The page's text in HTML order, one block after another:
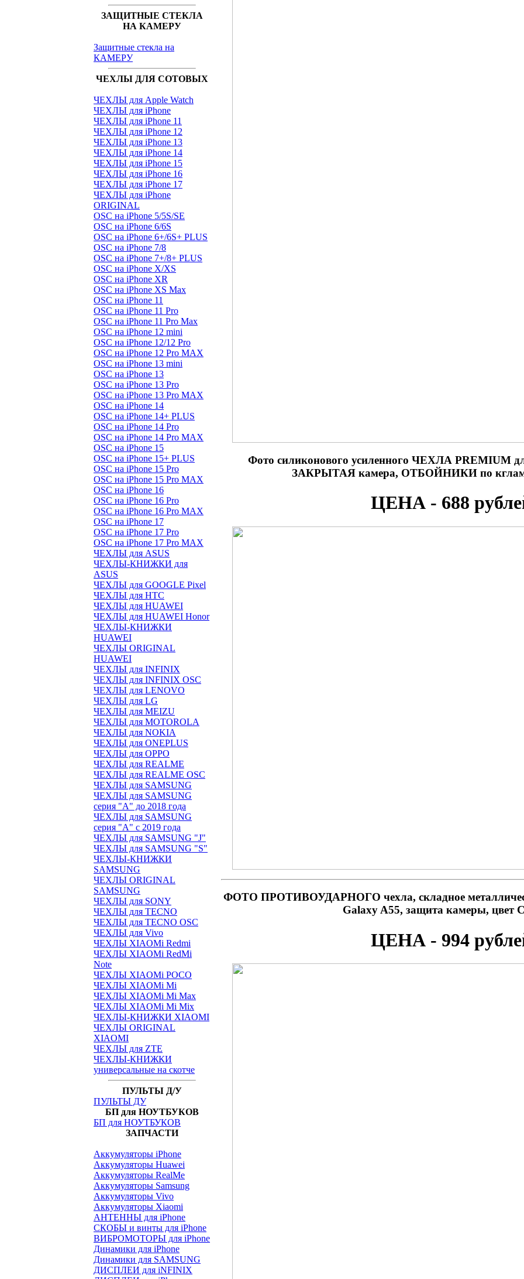
ЗАЩИТНЫЕ СТЕКЛА
НА КАМЕРУ
Защитные стекла на
КАМЕРУ
ЧЕХЛЫ ДЛЯ СОТОВЫХ
ЧЕХЛЫ для Apple Watch
ЧЕХЛЫ для iPhone
ЧЕХЛЫ для iPhone 11
ЧЕХЛЫ для iPhone 12
ЧЕХЛЫ для iPhone 13
ЧЕХЛЫ для iPhone 14
ЧЕХЛЫ для iPhone 15
ЧЕХЛЫ для iPhone 16
ЧЕХЛЫ для iPhone 17
ЧЕХЛЫ для iPhone
ORIGINAL
OSC на iPhone 5/5S/SE
OSC на iPhone 6/6S
OSC на iPhone 6+/6S+ PLUS
OSC на iPhone 7/8
OSC на iPhone 7+/8+ PLUS
OSC на iPhone X/XS
OSC на iPhone XR
OSC на iPhone XS Max
OSC на iPhone 11
OSC на iPhone 11 Pro
OSC на iPhone 11 Pro Max
OSC на iPhone 12 mini
OSC на iPhone 12/12 Pro
OSC на iPhone 12 Pro MAX
OSC на iPhone 13 mini
OSC на iPhone 13
OSC на iPhone 13 Pro
OSC на iPhone 13 Pro MAX
OSC на iPhone 14
OSC на iPhone 14+ PLUS
OSC на iPhone 14 Pro
OSC на iPhone 14 Pro MAX
OSC на iPhone 15
OSC на iPhone 15+ PLUS
OSC на iPhone 15 Pro
OSC на iPhone 15 Pro MAX
OSC на iPhone 16
OSC на iPhone 16 Pro
OSC на iPhone 16 Pro MAX
OSC на iPhone 17
OSC на iPhone 17 Pro
OSC на iPhone 17 Pro MAX
ЧЕХЛЫ для ASUS
ЧЕХЛЫ-КНИЖКИ для
ASUS
ЧЕХЛЫ для GOOGLE Pixel
ЧЕХЛЫ для HTC
ЧЕХЛЫ для HUAWEI
ЧЕХЛЫ для HUAWEI Honor
ЧЕХЛЫ-КНИЖКИ
HUAWEI
ЧЕХЛЫ ORIGINAL
HUAWEI
ЧЕХЛЫ для INFINIX
ЧЕХЛЫ для INFINIX OSC
ЧЕХЛЫ для LENOVO
ЧЕХЛЫ для LG
ЧЕХЛЫ для MEIZU
ЧЕХЛЫ для MOTOROLA
ЧЕХЛЫ для NOKIA
ЧЕХЛЫ для ONEPLUS
ЧЕХЛЫ для OPPO
ЧЕХЛЫ для REALME
ЧЕХЛЫ для REALME OSC
ЧЕХЛЫ для SAMSUNG
ЧЕХЛЫ для SAMSUNG
серия "A" до 2018 года
ЧЕХЛЫ для SAMSUNG
серия "A" с 2019 года
ЧЕХЛЫ для SAMSUNG "J"
ЧЕХЛЫ для SAMSUNG "S"
ЧЕХЛЫ-КНИЖКИ
SAMSUNG
ЧЕХЛЫ ORIGINAL
SAMSUNG
ЧЕХЛЫ для SONY
ЧЕХЛЫ для TECNO
ЧЕХЛЫ для TECNO OSC
ЧЕХЛЫ для Vivo
ЧЕХЛЫ XIAOMi Redmi
ЧЕХЛЫ XIAOMi RedMi
Note
ЧЕХЛЫ XIAOMi POCO
ЧЕХЛЫ XIAOMi Mi
ЧЕХЛЫ XIAOMi Mi Max
ЧЕХЛЫ XIAOMi Mi Mix
ЧЕХЛЫ-КНИЖКИ XIAOMI
ЧЕХЛЫ ORIGINAL
XIAOMI
ЧЕХЛЫ для ZTE
ЧЕХЛЫ-КНИЖКИ
универсальные на скотче
ПУЛЬТЫ Д/У
ПУЛЬТЫ ДУ
БП для НОУТБУКОВ
БП для НОУТБУКОВ
ЗАПЧАСТИ
Аккумуляторы iPhone
Аккумуляторы Huawei
Аккумуляторы RealMe
Аккумуляторы Samsung
Аккумуляторы Vivo
Аккумуляторы Xiaomi
АНТЕННЫ для iPhone
СКОБЫ и винты для iPhone
ВИБРОМОТОРЫ для iPhone
Динамики для iPhone
Динамики для SAMSUNG
ДИСПЛЕИ для iNFINIX
Фото силиконового усиленного ЧЕХЛА PREMIUM
ЗАКРЫТАЯ камера, ОТБОЙНИКИ по
ЦЕНА - 688
ФОТО ПРОТИВОУДАРНОГО чехла, складное
Galaxy A55, защита камеры,
ЦЕНА - 994